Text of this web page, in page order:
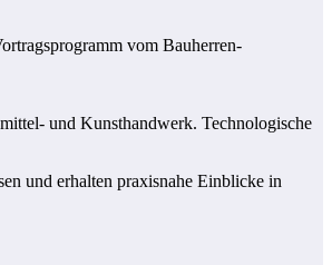
vom Bauherren-
und Kunsthandwerk. Technologische
und erhalten praxisnahe Einblicke in